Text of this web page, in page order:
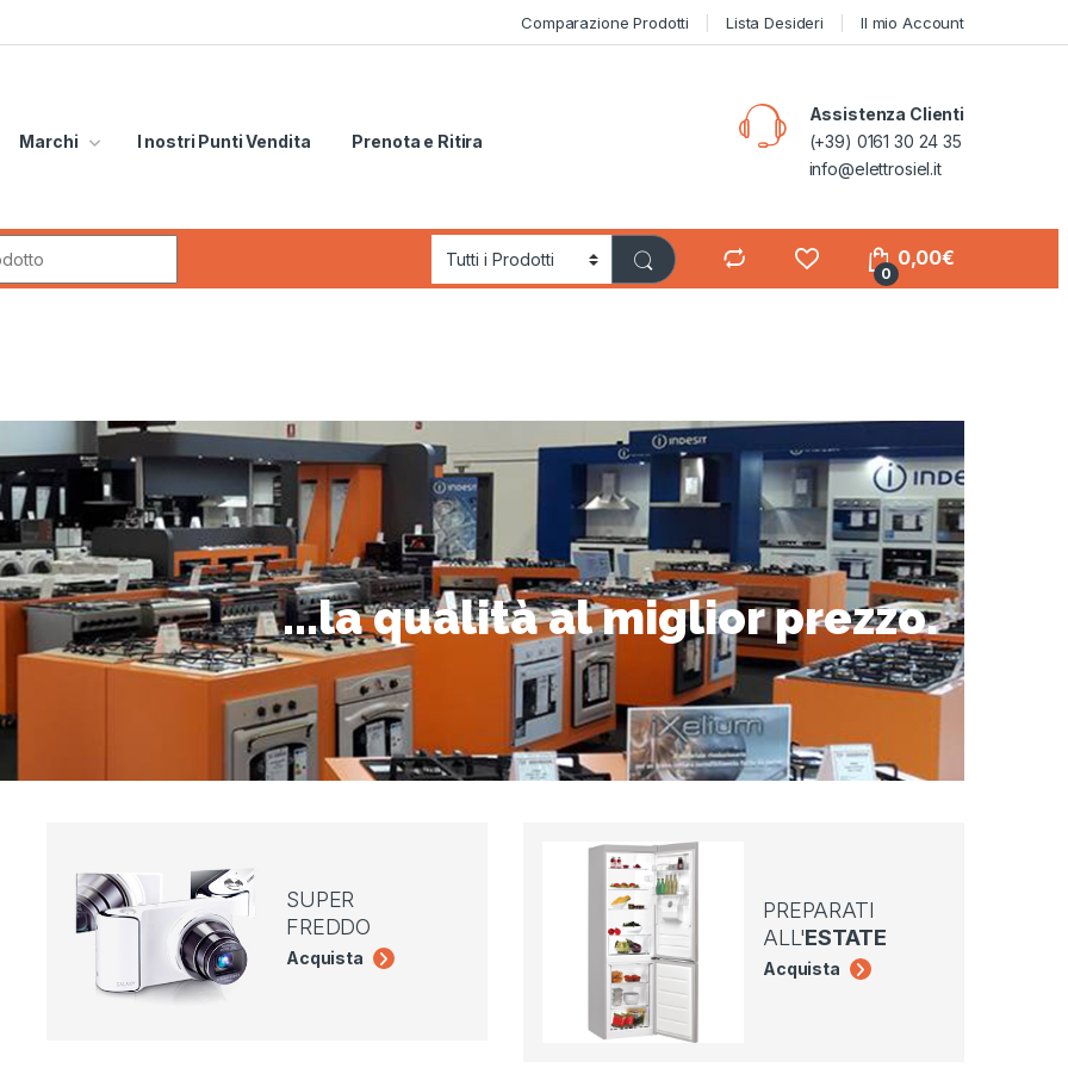
Comparazione Prodotti Lista Desideri Il mio Account
Marchi I nostri Punti Vendita Prenota e Ritira
Assistenza Clienti
(+39) 0161 30 24 35
info@elettrosiel.it
0
0,00€
...la qualità al miglior prezzo.
SUPER
FREDDO
Acquista
PREPARATI
ALL'ESTATE
Acquista